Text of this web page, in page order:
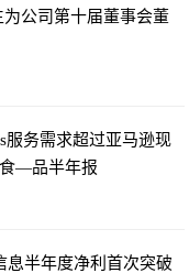
公司第十届董事会董
服务需求超过亚马逊现
食—品半年报
息半年度净利首次突破